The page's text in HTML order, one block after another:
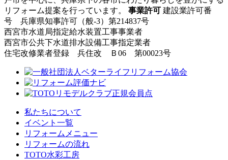
リフォーム提案を行っています。 事業許可 建設業許可番
号 兵庫県知事許可（般-3）第214837号
西宮市水道局指定給水装置工事事業者
西宮市公共下水道排水設備工事指定業者
住宅改修業者登録 兵住改 Ｂ06 第00023号
私たちについて
イベント一覧
リフォームメニュー
リフォームの流れ
TOTO水彩工房